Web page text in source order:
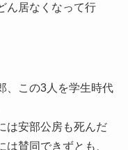
ん居なくなって行
、この3人を学生時代
は安部公房も死んだ
賛同できずとも、